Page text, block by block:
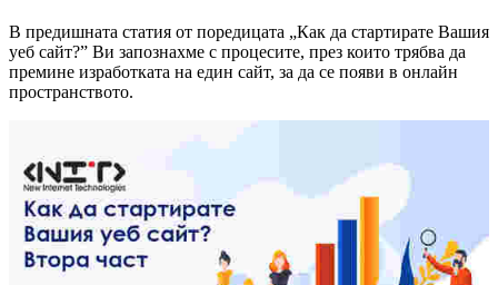
В предишната статия от поредицата „Как да стартирате Вашия
уеб сайт?” Ви запознахме с процесите, през които трябва да
премине изработката на един сайт, за да се появи в онлайн
пространството.